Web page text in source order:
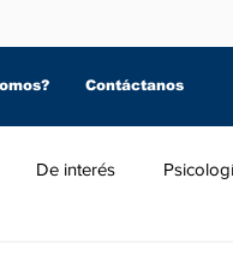
Contáctanos
De interés